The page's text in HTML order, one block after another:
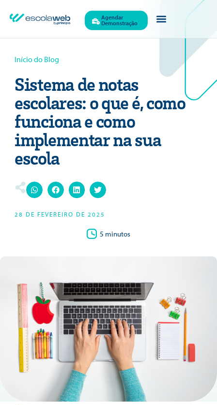
Agendar
Demonstração
Início do Blog
Sistema de notas
escolares: o que é, como
funciona e como
implementar na sua
escola
28 DE FEVEREIRO DE 2025
5 minutos